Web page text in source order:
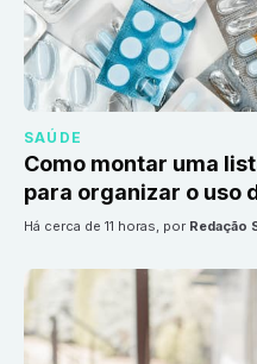
SAÚDE
Como montar uma
para organizar o uso
há cerca de 11 horas, por Redação